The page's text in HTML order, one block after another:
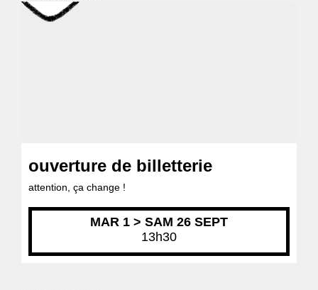
ouverture de billetterie
attention, ça change !
MAR 1 > SAM 26 SEPT
13h30